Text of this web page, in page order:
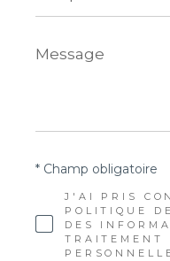
Message
*
J'AI PRIS
POLITIQUE
DES
TRAITEMENT
* Champ obligatoire